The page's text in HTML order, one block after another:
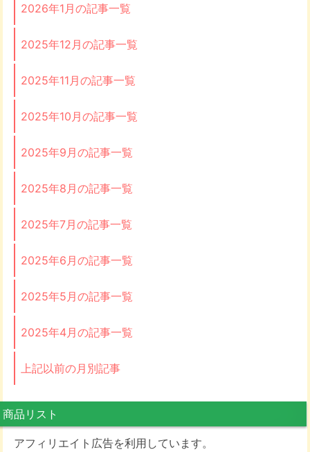
2026年1月の記事一覧
2025年12月の記事一覧
2025年11月の記事一覧
2025年10月の記事一覧
2025年9月の記事一覧
2025年8月の記事一覧
2025年7月の記事一覧
2025年6月の記事一覧
2025年5月の記事一覧
2025年4月の記事一覧
上記以前の月別記事
商品リスト
アフィリエイト広告を利用しています。